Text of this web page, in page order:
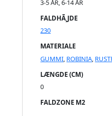
3-5 ÅR, 6-14 ÅR
FALDHÃ¸JDE
230
MATERIALE
GUMMI, ROBINIA,
LÆNGDE (CM)
0
FALDZONE M2